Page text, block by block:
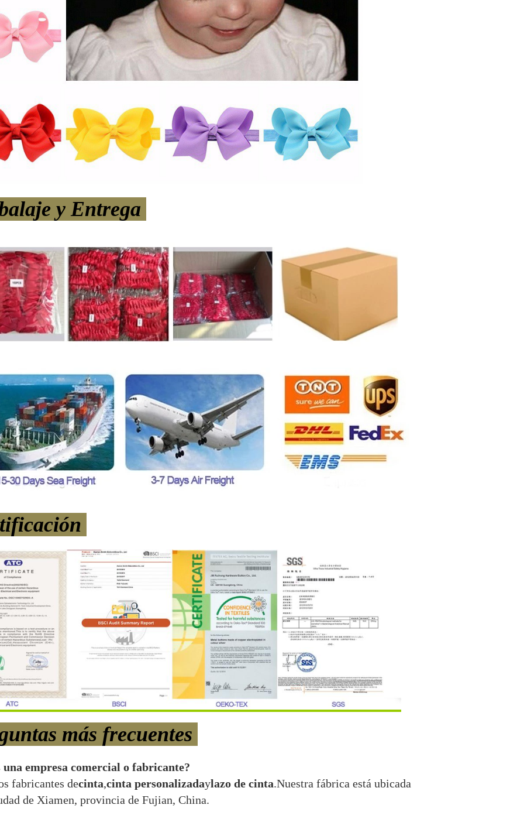
y Entrega
más frecuentes
una empresa comercial o fabricante?
fabricantes decinta,cinta personalizadaylazo de cinta.Nuestra fábrica está ubicada
de Xiamen, provincia de Fujian, China.